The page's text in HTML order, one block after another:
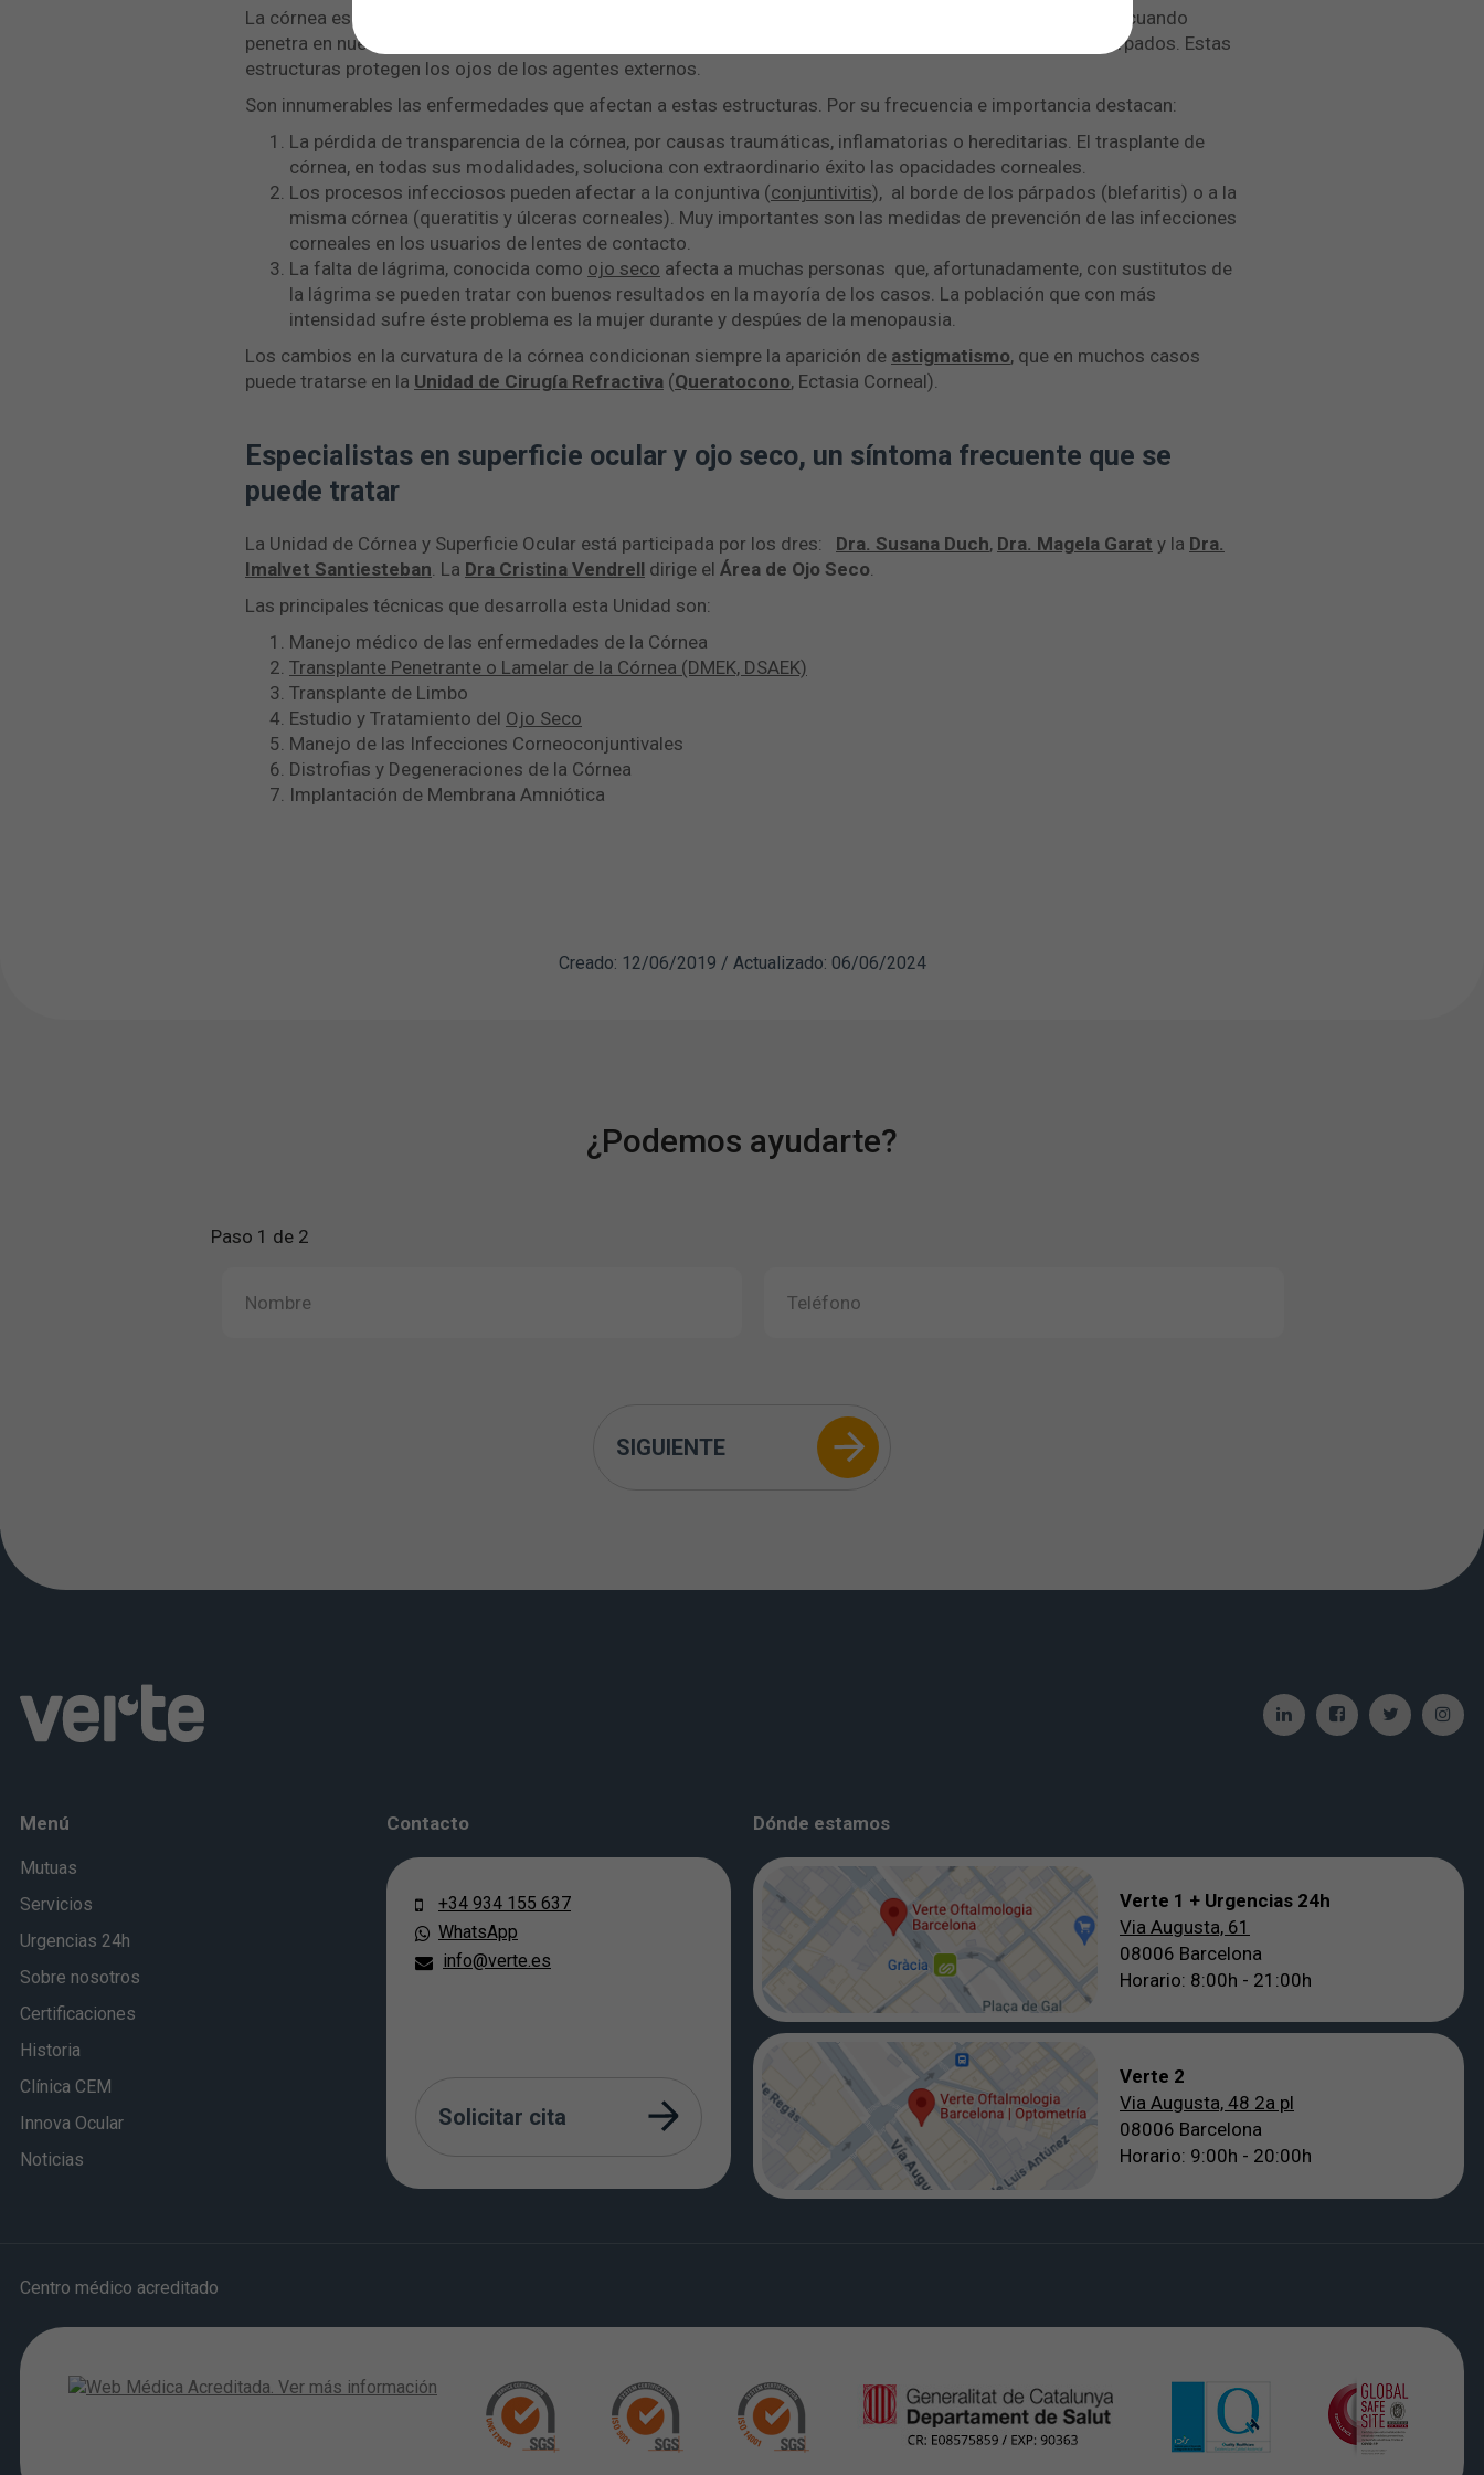
La córnea es la ventana del ojo. Transparente y curvilínea actúa como la primera lente que encuentra la luz cuando
penetra en nuestro globo ocular. La conjuntiva continúa la superficie del ojo hasta llegar a la piel de los párpados. Estas
estructuras protegen los ojos de los agentes externos.
Son innumerables las enfermedades que afectan a estas estructuras. Por su frecuencia e importancia destacan:
La pérdida de transparencia de la córnea, por causas traumáticas, inflamatorias o hereditarias. El trasplante de
córnea, en todas sus modalidades, soluciona con extraordinario éxito las opacidades corneales.
Los procesos infecciosos pueden afectar a la conjuntiva (conjuntivitis), al borde de los párpados (blefaritis) o a la
misma córnea (queratitis y úlceras corneales). Muy importantes son las medidas de prevención de las infecciones
corneales en los usuarios de lentes de contacto.
La falta de lágrima, conocida como ojo seco afecta a muchas personas que, afortunadamente, con sustitutos de
la lágrima se pueden tratar con buenos resultados en la mayoría de los casos. La población que con más
intensidad sufre éste problema es la mujer durante y despúes de la menopausia.
Los cambios en la curvatura de la córnea condicionan siempre la aparición de astigmatismo, que en muchos casos
puede tratarse en la Unidad de Cirugía Refractiva (Queratocono, Ectasia Corneal).
Especialistas en superficie ocular y ojo seco, un síntoma frecuente que se
puede tratar
La Unidad de Córnea y Superficie Ocular está participada por los dres: Dra. Susana Duch, Dra. Magela Garat y la Dra.
Imalvet Santiesteban. La Dra Cristina Vendrell dirige el Área de Ojo Seco.
Las principales técnicas que desarrolla esta Unidad son:
Manejo médico de las enfermedades de la Córnea
Transplante Penetrante o Lamelar de la Córnea (DMEK, DSAEK)
Transplante de Limbo
Estudio y Tratamiento del Ojo Seco
Manejo de las Infecciones Corneoconjuntivales
Distrofias y Degeneraciones de la Córnea
Implantación de Membrana Amniótica
Creado: 12/06/2019 / Actualizado: 06/06/2024
¿Podemos ayudarte?
Paso 1 de 2
SIGUIENTE
Menú
Mutuas
Servicios
Urgencias 24h
Sobre nosotros
Certificaciones
Historia
Clínica CEM
Innova Ocular
Noticias
Contacto
+34 934 155 637
WhatsApp
info@verte.es
Solicitar cita
Dónde estamos
Verte 1 + Urgencias 24h
Via Augusta, 61
08006 Barcelona
Horario: 8:00h - 21:00h
Verte 2
Via Augusta, 48 2a pl
08006 Barcelona
Horario: 9:00h - 20:00h
Centro médico acreditado